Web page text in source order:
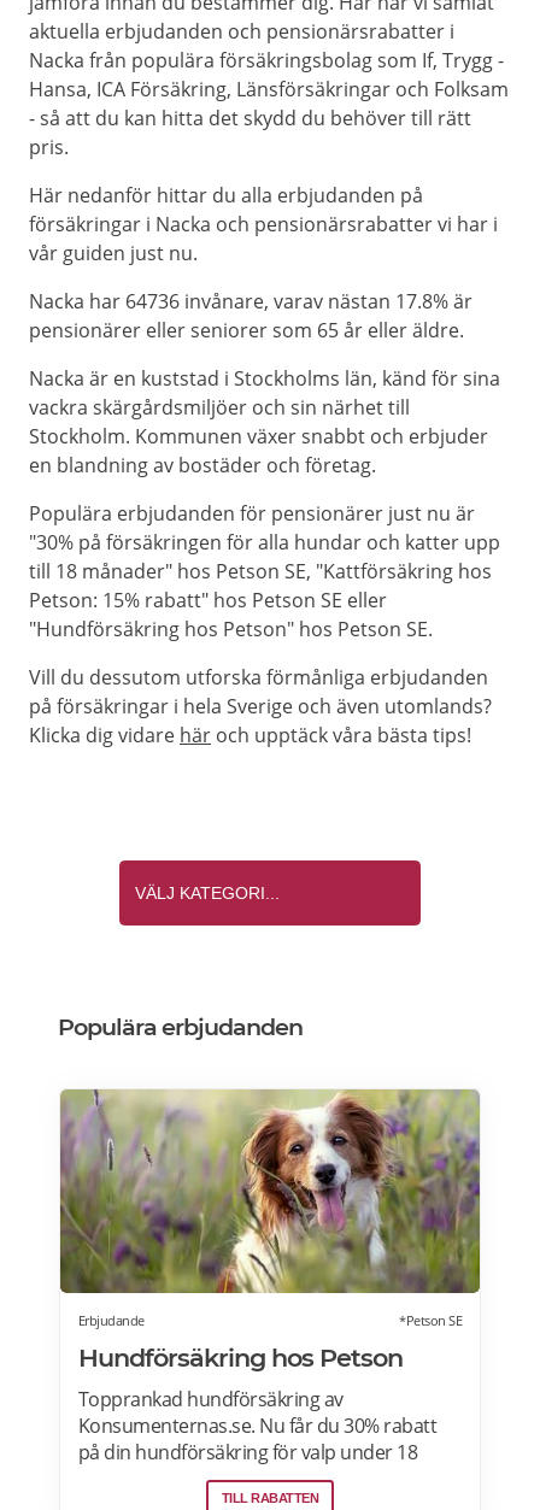
aktuella erbjudanden och pensionärsrabatter i
Nacka från populära försäkringsbolag som If, Trygg -
Hansa, ICA Försäkring, Länsförsäkringar och Folksam
- så att du kan hitta det skydd du behöver till rätt
pris.
Här nedanför hittar du alla erbjudanden på
försäkringar i Nacka och pensionärsrabatter vi har i
vår guiden just nu.
Nacka har 64736 invånare, varav nästan 17.8% är
pensionärer eller seniorer som 65 år eller äldre.
Nacka är en kuststad i Stockholms län, känd för sina
vackra skärgårdsmiljöer och sin närhet till
Stockholm. Kommunen växer snabbt och erbjuder
en blandning av bostäder och företag.
Populära erbjudanden för pensionärer just nu är
"30% på försäkringen för alla hundar och katter upp
till 18 månader" hos Petson SE, "Katt­försäkring hos
Petson: 15% rabatt" hos Petson SE eller
"Hundförsäkring hos Petson" hos Petson SE.
Vill du dessutom utforska förmånliga erbjudanden
på försäkringar i hela Sverige och även utomlands?
Klicka dig vidare här och upptäck våra bästa tips!
Populära erbjudanden
Erbjudande *Petson SE
Hundförsäkring hos Petson
Topprankad hundförsäkring av
Konsumenternas.se. Nu får du 30% rabatt
på din hundförsäkring för valp under 18
månader. Se ditt pris direkt – marknadens
TILL RABATTEN